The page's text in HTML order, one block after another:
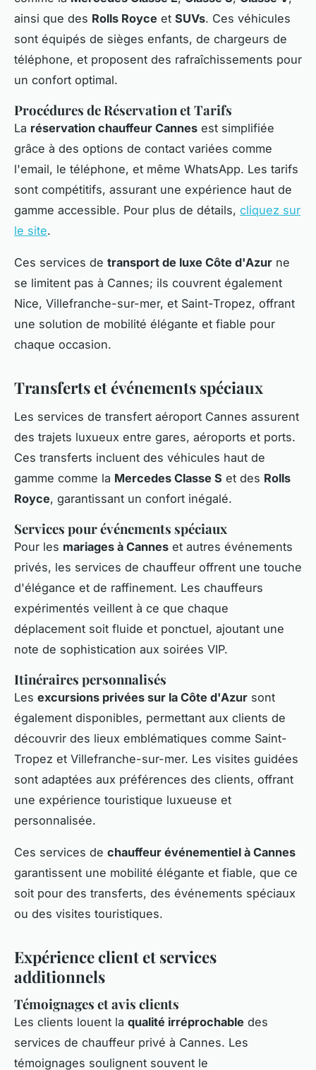
ainsi que des Rolls Royce et SUVs. Ces véhicules
sont équipés de sièges enfants, de chargeurs de
téléphone, et proposent des rafraîchissements pour
un confort optimal.
Procédures de Réservation et Tarifs
La réservation chauffeur Cannes est simplifiée
grâce à des options de contact variées comme
l'email, le téléphone, et même WhatsApp. Les tarifs
sont compétitifs, assurant une expérience haut de
gamme accessible. Pour plus de détails, cliquez sur
le site.
Ces services de transport de luxe Côte d'Azur ne
se limitent pas à Cannes; ils couvrent également
Nice, Villefranche-sur-mer, et Saint-Tropez, offrant
une solution de mobilité élégante et fiable pour
chaque occasion.
Transferts et événements spéciaux
Les services de transfert aéroport Cannes assurent
des trajets luxueux entre gares, aéroports et ports.
Ces transferts incluent des véhicules haut de
gamme comme la Mercedes Classe S et des Rolls
Royce, garantissant un confort inégalé.
Services pour événements spéciaux
Pour les mariages à Cannes et autres événements
privés, les services de chauffeur offrent une touche
d'élégance et de raffinement. Les chauffeurs
expérimentés veillent à ce que chaque
déplacement soit fluide et ponctuel, ajoutant une
note de sophistication aux soirées VIP.
Itinéraires personnalisés
Les excursions privées sur la Côte d'Azur sont
également disponibles, permettant aux clients de
découvrir des lieux emblématiques comme Saint-
Tropez et Villefranche-sur-mer. Les visites guidées
sont adaptées aux préférences des clients, offrant
une expérience touristique luxueuse et
personnalisée.
Ces services de chauffeur événementiel à Cannes
garantissent une mobilité élégante et fiable, que ce
soit pour des transferts, des événements spéciaux
ou des visites touristiques.
Expérience client et services
additionnels
Témoignages et avis clients
Les clients louent la qualité irréprochable des
services de chauffeur privé à Cannes. Les
témoignages soulignent souvent le